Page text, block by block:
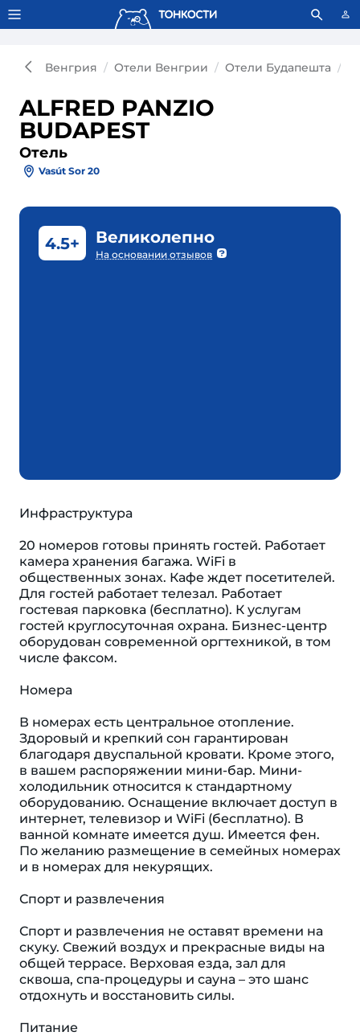
Тонкости используют сookie-файлы. Что это значит?
Венгрия Отели Венгрии Отели Будапешта
ALFRED PANZIO
BUDAPEST
Отель
Vasút Sor 20
4.5+ Великолепно
На основании отзывов
Инфраструктура
20 номеров готовы принять гостей. Работает
камера хранения багажа. WiFi в
общественных зонах. Кафе ждет посетителей.
Для гостей работает телезал. Работает
гостевая парковка (бесплатно). К услугам
гостей круглосуточная охрана. Бизнес-центр
оборудован современной оргтехникой, в том
числе факсом.
Номера
В номерах есть центральное отопление.
Здоровый и крепкий сон гарантирован
благодаря двуспальной кровати. Кроме этого,
в вашем распоряжении мини-бар. Мини-
холодильник относится к стандартному
оборудованию. Оснащение включает доступ в
интернет, телевизор и WiFi (бесплатно). В
ванной комнате имеется душ. Имеется фен.
По желанию размещение в семейных номерах
и в номерах для некурящих.
Спорт и развлечения
Спорт и развлечения не оставят времени на
скуку. Свежий воздух и прекрасные виды на
общей террасе. Верховая езда, зал для
сквоша, спа-процедуры и сауна – это шанс
отдохнуть и восстановить силы.
Питание